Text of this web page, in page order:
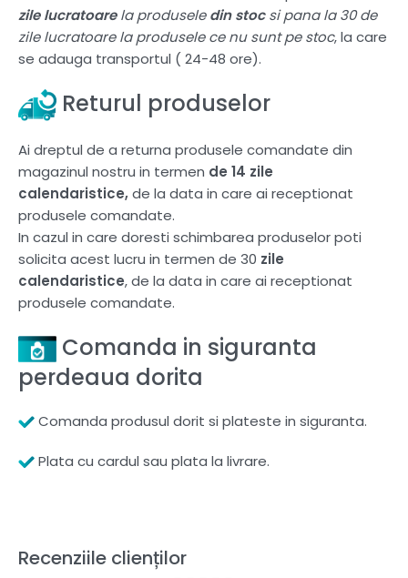
zile lucratoarela produseledin stocsi pana la 30 de
zile lucratoare la produsele ce nu sunt pe stoc, la care
se adauga transportul ( 24-48 ore).
Returul produselor
Ai dreptul de a returna produsele comandate din
magazinul nostru in termen de 14 zile
calendaristice,de la data in care ai receptionat
produsele comandate.
In cazul in care doresti schimbarea produselor poti
solicita acest lucru in termen de 30 zile
calendaristice, de la data in care ai receptionat
produsele comandate.
Comanda in siguranta
perdeaua dorita
Comanda produsul dorit si plateste in siguranta.
Plata cu cardul sau plata la livrare.
Recenziile clienților